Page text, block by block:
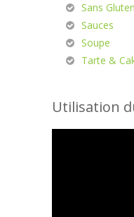
Sans Gluten
Sauces
Soupe
Tarte &
Utilisation